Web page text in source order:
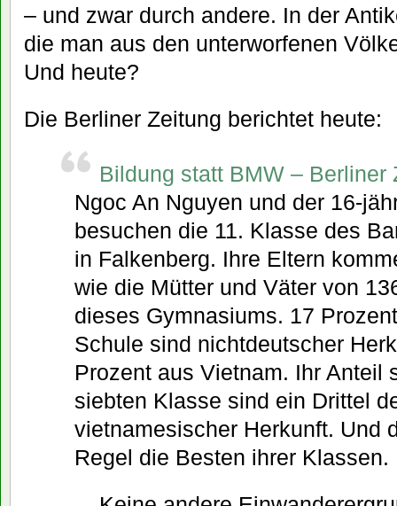
– und zwar durch andere. In der
die man aus den unterworfenen
Und heute?
Die Berliner Zeitung berichtet heute:
Bildung statt BMW – Berliner
Ngoc An Nguyen und der 16-
besuchen die 11. Klasse des
in Falkenberg. Ihre Eltern
wie die Mütter und Väter von
dieses Gymnasiums. 17
Schule sind nichtdeutscher
Prozent aus Vietnam. Ihr Anteil
siebten Klasse sind ein Drittel
vietnamesischer Herkunft. Und
Regel die Besten ihrer Klassen.